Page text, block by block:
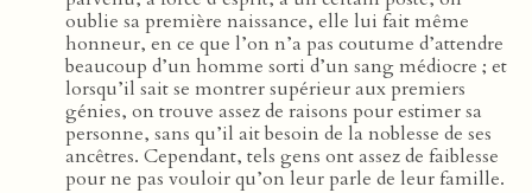
oublie sa première naissance, elle lui fait même
honneur, en ce que l’on n’a pas coutume d’attendre
beaucoup d’un homme sorti d’un sang médiocre ; et
lorsqu’il sait se montrer supérieur aux premiers
génies, on trouve assez de raisons pour estimer sa
personne, sans qu’il ait besoin de la noblesse de ses
ancêtres. Cependant, tels gens ont assez de faiblesse
pour ne pas vouloir qu’on leur parle de leur famille.